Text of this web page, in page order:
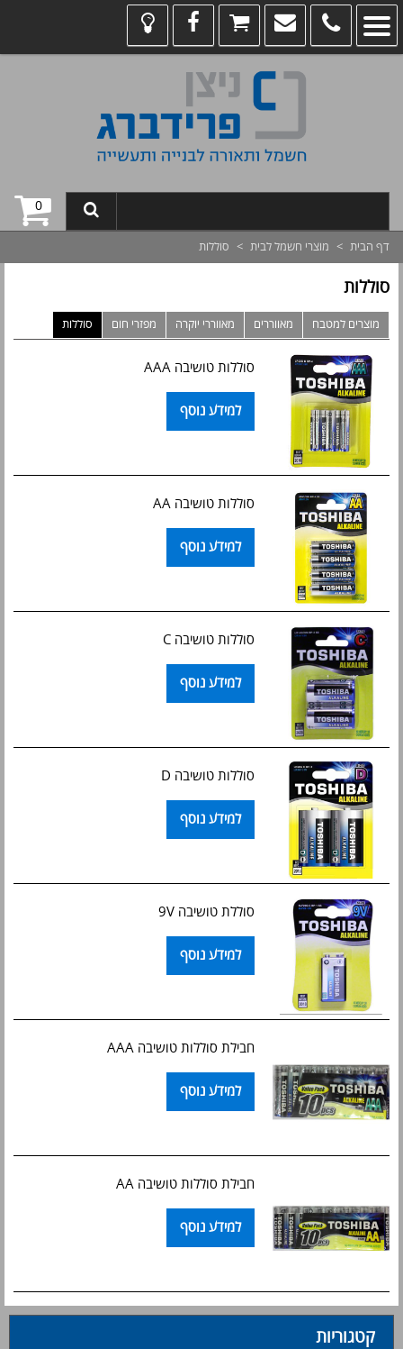
0
דף הבית > מוצרי חשמל לבית > סוללות
סוללות
מוצרים למטבח מאווררים מאווררי יוקרה מפזרי חום סוללות
סוללות טושיבה AAA
למידע נוסף
סוללות טושיבה AA
למידע נוסף
סוללות טושיבה C
למידע נוסף
סוללות טושיבה D
למידע נוסף
סוללת טושיבה 9V
למידע נוסף
חבילת סוללות טושיבה AAA
למידע נוסף
חבילת סוללות טושיבה AA
למידע נוסף
קטגוריות